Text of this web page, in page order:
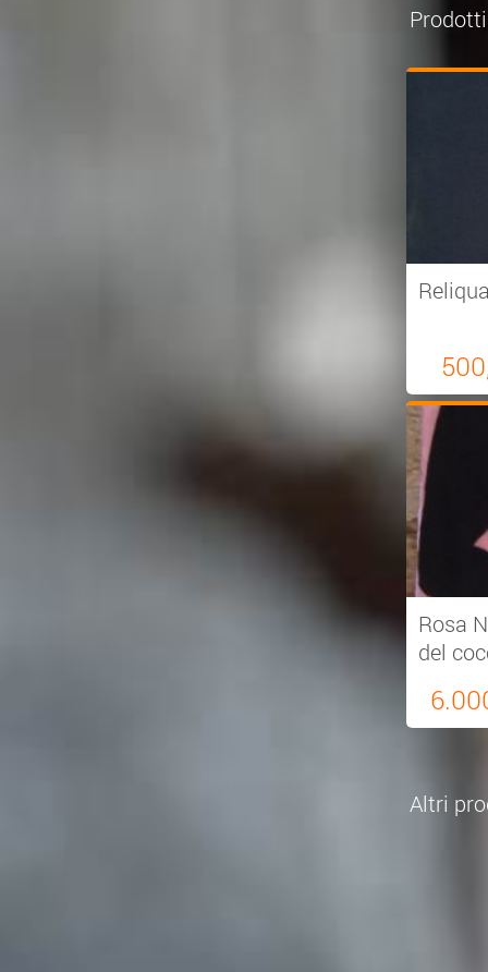
Rosa
del
Altri